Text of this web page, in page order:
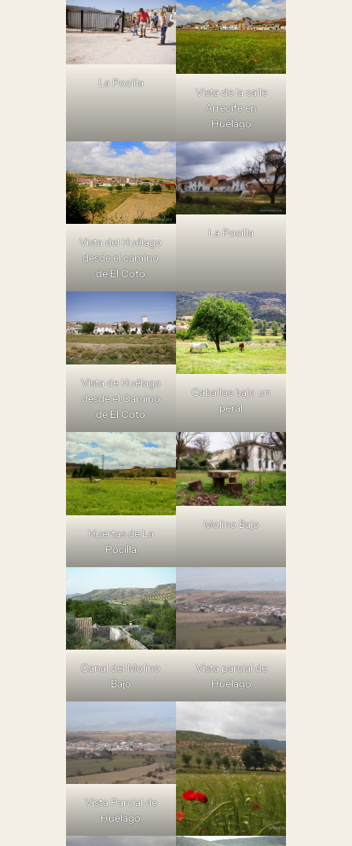
La Pocilla
Vista de la calle
Arrecife en
Huélago
Vista del Huélago
desde el camino
de El Coto
La Pocilla
Vista de Huélago
desde el Camino
de El Coto
Caballos bajo un
peral
Huertas de La
Pocilla
Molino Bajo
Canal del Molino
Bajo
Vista parcial de
Huélago
Vista Parcial de
Huélago